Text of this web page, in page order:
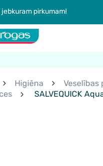
pirkumam!
Higiēna
Veselības
SALVEQUICK